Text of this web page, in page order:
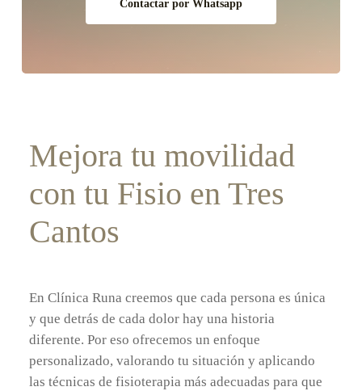
Contactar por Whatsapp
Mejora tu movilidad
con tu Fisio en Tres
Cantos
En Clínica Runa creemos que cada persona es única
y que detrás de cada dolor hay una historia
diferente. Por eso ofrecemos un enfoque
personalizado, valorando tu situación y aplicando
las técnicas de fisioterapia más adecuadas para que